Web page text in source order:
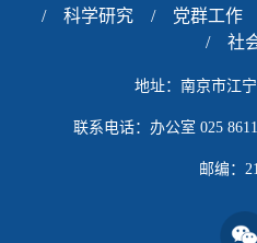
/
科学研究 / 党群工作
/
社
地址：南京市江
联系电话：办公室 025
邮编：